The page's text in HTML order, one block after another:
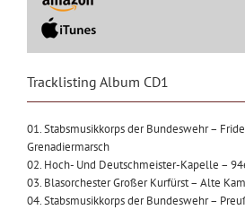
Tracklisting Album CD1
01. Stabsmusikkorps der Bundeswehr –
Grenadiermarsch
02. Hoch- Und Deutschmeister-Kapelle –
03. Blasorchester Großer Kurfürst – Alte
04. Stabsmusikkorps der Bundeswehr –